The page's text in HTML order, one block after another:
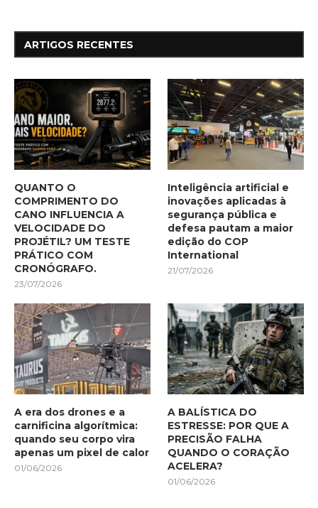
ARTIGOS RECENTES
QUANTO O
COMPRIMENTO DO
CANO INFLUENCIA A
VELOCIDADE DO
PROJÉTIL? UM TESTE
PRÁTICO COM
CRONÓGRAFO.
23/07/2026
Inteligência artificial e
inovações aplicadas à
segurança pública e
defesa pautam a maior
edição do COP
International
21/07/2026
A era dos drones e a
carnificina algorítmica:
quando seu corpo vira
apenas um pixel de calor
01/06/2026
A BALÍSTICA DO
ESTRESSE: POR QUE A
PRECISÃO FALHA
QUANDO O CORAÇÃO
ACELERA?
01/06/2026